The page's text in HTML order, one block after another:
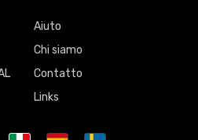
Aiuto
Chi siamo
Contatto
Links